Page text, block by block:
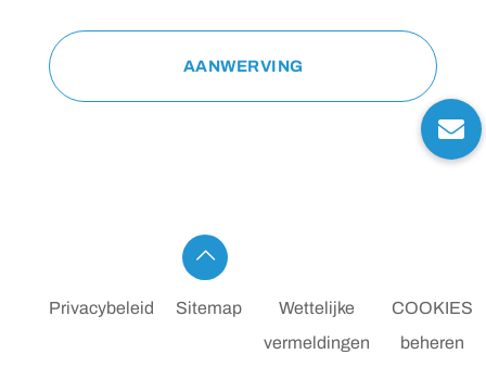
AANWERVING
Privacybeleid Sitemap
Wettelijke
vermeldingen
COOKIES
beheren